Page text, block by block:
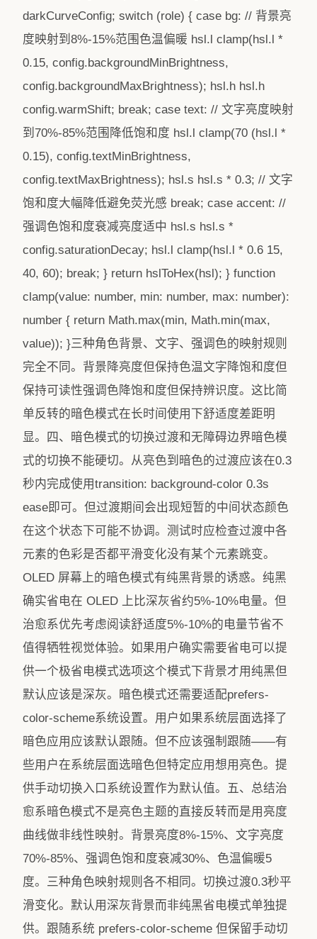
darkCurveConfig; switch (role) { case bg: // 背景亮
度映射到8%-15%范围色温偏暖 hsl.l clamp(hsl.l *
0.15, config.backgroundMinBrightness,
config.backgroundMaxBrightness); hsl.h hsl.h
config.warmShift; break; case text: // 文字亮度映射
到70%-85%范围降低饱和度 hsl.l clamp(70 (hsl.l *
0.15), config.textMinBrightness,
config.textMaxBrightness); hsl.s hsl.s * 0.3; // 文字
饱和度大幅降低避免荧光感 break; case accent: //
强调色饱和度衰减亮度适中 hsl.s hsl.s *
config.saturationDecay; hsl.l clamp(hsl.l * 0.6 15,
40, 60); break; } return hslToHex(hsl); } function
clamp(value: number, min: number, max: number):
number { return Math.max(min, Math.min(max,
value)); }三种角色背景、文字、强调色的映射规则
完全不同。背景降亮度但保持色温文字降饱和度但
保持可读性强调色降饱和度但保持辨识度。这比简
单反转的暗色模式在长时间使用下舒适度差距明
显。四、暗色模式的切换过渡和无障碍边界暗色模
式的切换不能硬切。从亮色到暗色的过渡应该在0.3
秒内完成使用transition: background-color 0.3s
ease即可。但过渡期间会出现短暂的中间状态颜色
在这个状态下可能不协调。测试时应检查过渡中各
元素的色彩是否都平滑变化没有某个元素跳变。
OLED 屏幕上的暗色模式有纯黑背景的诱惑。纯黑
确实省电在 OLED 上比深灰省约5%-10%电量。但
治愈系优先考虑阅读舒适度5%-10%的电量节省不
值得牺牲视觉体验。如果用户确实需要省电可以提
供一个极省电模式选项这个模式下背景才用纯黑但
默认应该是深灰。暗色模式还需要适配prefers-
color-scheme系统设置。用户如果系统层面选择了
暗色应用应该默认跟随。但不应该强制跟随——有
些用户在系统层面选暗色但特定应用想用亮色。提
供手动切换入口系统设置作为默认值。五、总结治
愈系暗色模式不是亮色主题的直接反转而是用亮度
曲线做非线性映射。背景亮度8%-15%、文字亮度
70%-85%、强调色饱和度衰减30%、色温偏暖5
度。三种角色映射规则各不相同。切换过渡0.3秒平
滑变化。默认用深灰背景而非纯黑省电模式单独提
供。跟随系统 prefers-color-scheme 但保留手动切